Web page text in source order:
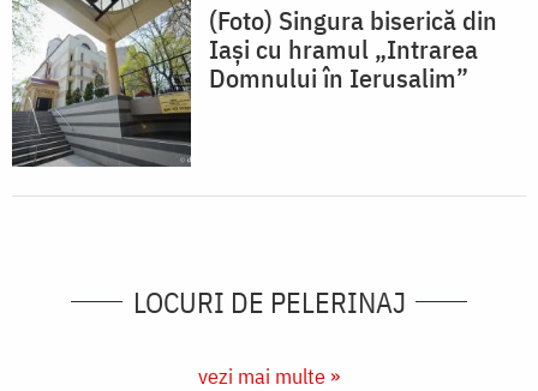
(Foto) Singura biserică din
Iaşi cu hramul „Intrarea
Domnului în Ierusalim”
LOCURI DE PELERINAJ
vezi mai multe »